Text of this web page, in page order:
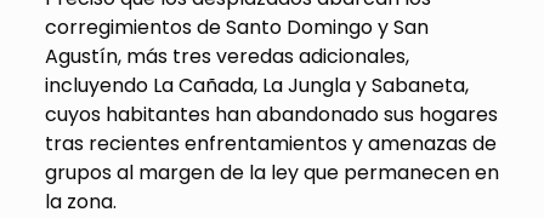
corregimientos de Santo Domingo y San
Agustín, más tres veredas adicionales,
incluyendo La Cañada, La Jungla y Sabaneta,
cuyos habitantes han abandonado sus hogares
tras recientes enfrentamientos y amenazas de
grupos al margen de la ley que permanecen en
la zona.